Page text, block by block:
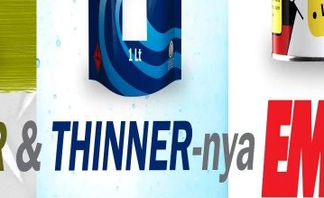
Jawa Timur tutup tambang ilegal
Jombang, dari penutupan itu
yang berbeda yakni AH, SA, I dan
saksi, dan kami juga sudah